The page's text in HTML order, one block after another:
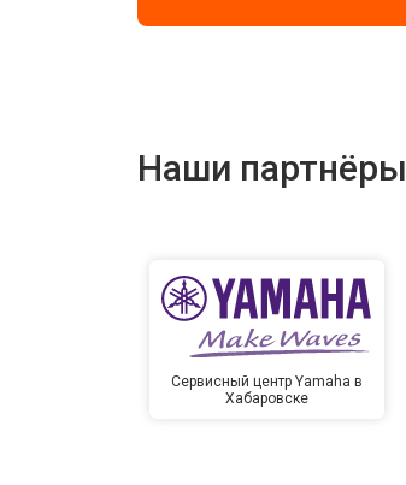
Наши партнёры
Сервисный центр Yamaha в
Хабаровске